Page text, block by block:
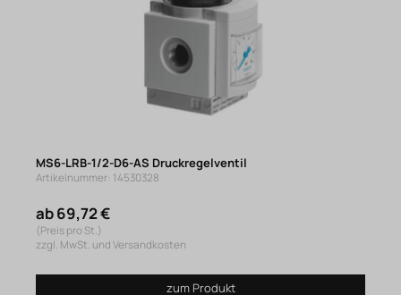
MS6-LRB-1/2-D6-AS Druckregelventil
Artikelnummer: 14530328
ab 69,72 €
(Preis pro St.)
zzgl. MwSt. und Versandkosten
zum Produkt